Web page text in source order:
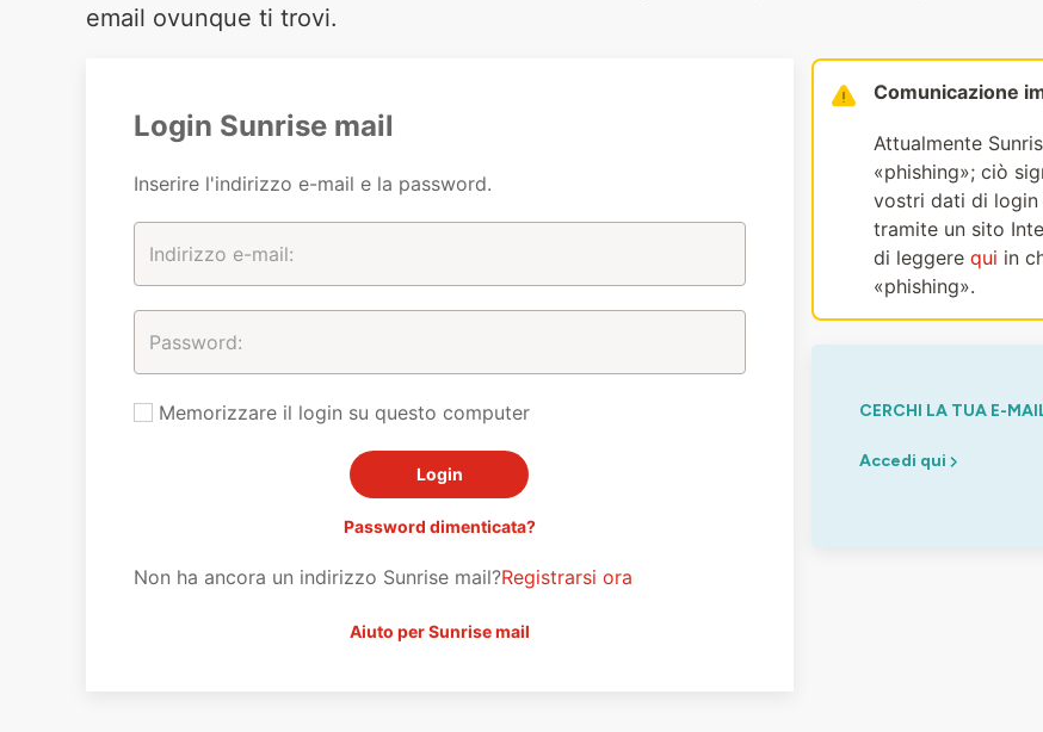
email ovunque ti trovi.
Login Sunrise mail
Inserire l'indirizzo e-mail e la password.
Memorizzare il login su questo computer
Password dimenticata?
Non ha ancora un indirizzo Sunrise mail?Registrarsi ora
Aiuto per Sunrise mail
Comunicazione
Attualmente
«phishing»; ciò
vostri dati di
tramite un sito
di leggere qui in
«phishing».
CERCHI LA TUA E-
Accedi qui